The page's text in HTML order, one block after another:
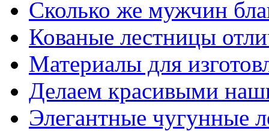
Сколько же мужчин
Кованые лестницы
Материалы для
Делаем красивыми
Элегантные чугунные